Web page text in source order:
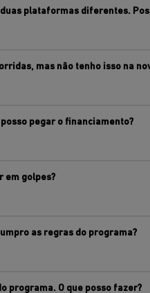
plataformas diferentes.
mas não tenho isso na
pegar o financiamento?
em golpes?
as regras do programa?
programa. O que posso fazer?